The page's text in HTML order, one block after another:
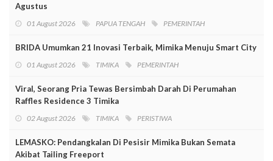
Agustus
01 August 2026 PAPUA TENGAH PEMERINTAH
BRIDA Umumkan 21 Inovasi Terbaik, Mimika Menuju Smart City
01 August 2026 TIMIKA PEMERINTAH
Viral, Seorang Pria Tewas Bersimbah Darah Di Perumahan
Raffles Residence 3 Timika
02 August 2026 TIMIKA PERISTIWA
LEMASKO: Pendangkalan Di Pesisir Mimika Bukan Semata
Akibat Tailing Freeport